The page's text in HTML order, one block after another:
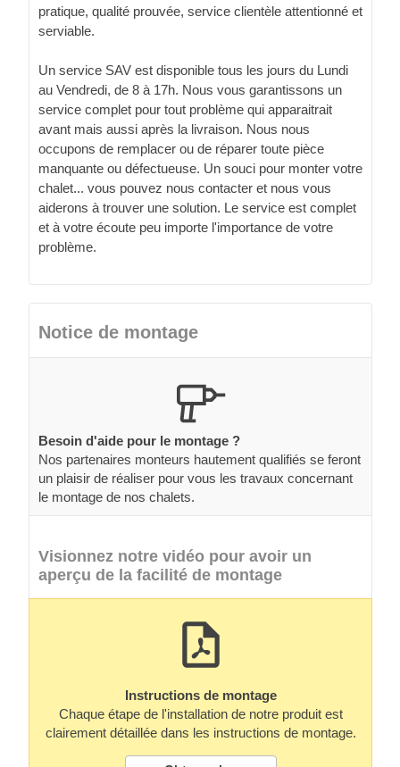
pratique, qualité prouvée, service clientèle attentionné et
serviable.
Un service SAV est disponible tous les jours du Lundi
au Vendredi, de 8 à 17h. Nous vous garantissons un
service complet pour tout problème qui apparaitrait
avant mais aussi après la livraison. Nous nous
occupons de remplacer ou de réparer toute pièce
manquante ou défectueuse. Un souci pour monter votre
chalet... vous pouvez nous contacter et nous vous
aiderons à trouver une solution. Le service est complet
et à votre écoute peu importe l'importance de votre
problème.
Notice de montage
Besoin d'aide pour le montage ?
Nos partenaires monteurs hautement qualifiés se feront
un plaisir de réaliser pour vous les travaux concernant
le montage de nos chalets.
Visionnez notre vidéo pour avoir un
aperçu de la facilité de montage
Instructions de montage
Chaque étape de l'installation de notre produit est
clairement détaillée dans les instructions de montage.